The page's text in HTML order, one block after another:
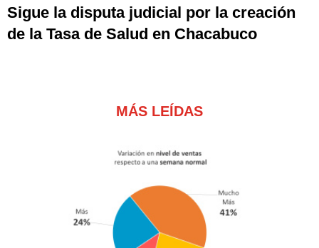
Sigue la disputa judicial por la creación
de la Tasa de Salud en Chacabuco
MÁS LEÍDAS